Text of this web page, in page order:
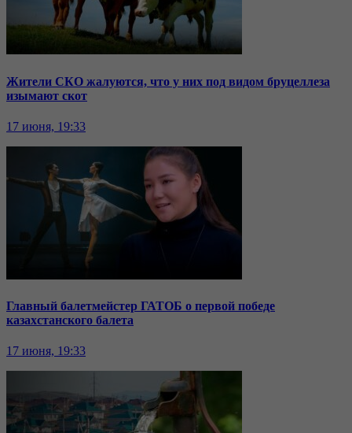
Жители СКО жалуются, что у них под видом бруцеллеза
изымают скот
17 июня, 19:33
Главный балетмейстер ГАТОБ о первой победе
казахстанского балета
17 июня, 19:33